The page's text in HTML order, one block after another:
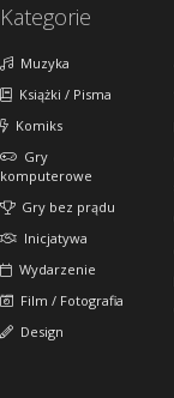
Kategorie
Muzyka
Książki / Pisma
Komiks
Gry
komputerowe
Gry bez prądu
Inicjatywa
Wydarzenie
Film / Fotografia
Design